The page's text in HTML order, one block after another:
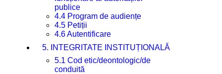
publice
4.4 Program de audiențe
4.5 Petiții
4.6 Autentificare
5. INTEGRITATE INSTITUȚIONALĂ
5.1 Cod etic/deontologic/de
conduită